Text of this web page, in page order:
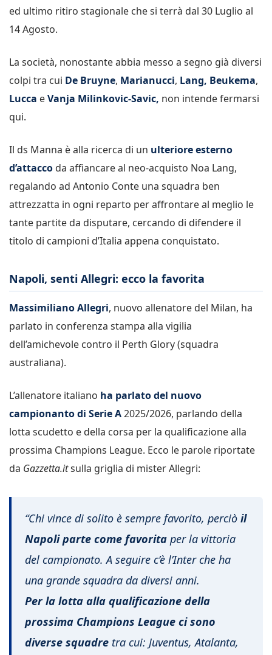
ed ultimo ritiro stagionale che si terrà dal 30 Luglio al
14 Agosto.
La società, nonostante abbia messo a segno già diversi
colpi tra cui De Bruyne, Marianucci, Lang, Beukema,
Lucca eVanja Milinkovic-Savic, non intende fermarsi
qui.
Il ds Manna è alla ricerca di un ulteriore esterno
d’attacco da affiancare al neo-acquisto Noa Lang,
regalando ad Antonio Conte una squadra ben
attrezzatta in ogni reparto per affrontare al meglio le
tante partite da disputare, cercando di difendere il
titolo di campioni d’Italia appena conquistato.
Napoli, senti Allegri: ecco la favorita
Massimiliano Allegri, nuovo allenatore del Milan, ha
parlato in conferenza stampa alla vigilia
dell’amichevole contro il Perth Glory (squadra
australiana).
L’allenatore italiano ha parlato del nuovo
campionanto di Serie A2025/2026, parlando della
lotta scudetto e della corsa per la qualificazione alla
prossima Champions League. Ecco le parole riportate
da Gazzetta.itsulla griglia di mister Allegri:
“Chi vince di solito è sempre favorito, perciò il
Napoli parte come favorita per la vittoria
del campionato. A seguire c’è l’Inter che ha
una grande squadra da diversi anni.
Per la lotta alla qualificazione della
prossima Champions League ci sono
diverse squadre tra cui: Juventus, Atalanta,